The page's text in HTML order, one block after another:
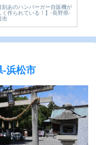
刻あのハンバーガー自販機が
く作られている！】-長野県-
市
-浜松市